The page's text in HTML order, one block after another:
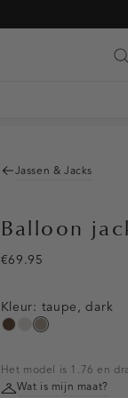
Jassen & Jacks
Balloon
€69.95
Kleur: taupe, dark
donkerbruin
taupe,
Het model is 1.76 en
Wat is mijn maat?